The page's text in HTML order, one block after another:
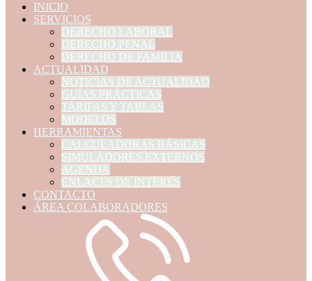
INICIO
SERVICIOS
DERECHO LABORAL
DERECHO PENAL
DERECHO DE FAMILIA
ACTUALIDAD
NOTICIAS DE ACTUALIDAD
GUÍAS PRÁCTICAS
TARIFAS Y TABLAS
MODELOS
HERRAMIENTAS
CALCULADORAS BÁSICAS
SIMULADORES EXTERNOS
AGENDA
ENLACES DE INTERES
CONTACTO
ÁREA COLABORADORES